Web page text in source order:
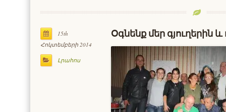
15th
Հոկտեմբերի 2014
Լրահոս
Օգնենք մեր